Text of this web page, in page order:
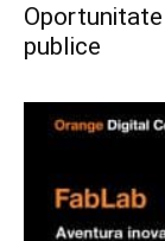
publice